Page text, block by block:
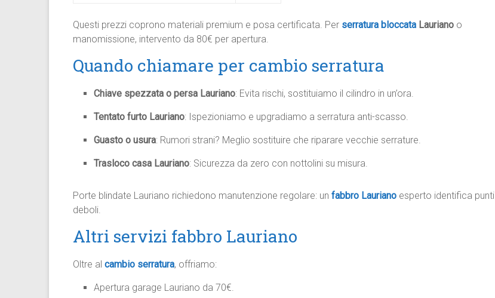
Questi prezzi coprono materiali premium e posa certificata. Per serratura bloccata Lauriano o
manomissione, intervento da 80€ per apertura.
Quando chiamare per cambio serratura
Chiave spezzata o persa Lauriano: Evita rischi, sostituiamo il cilindro in un’ora.
Tentato furto Lauriano: Ispezioniamo e upgradiamo a serratura anti-scasso.
Guasto o usura: Rumori strani? Meglio sostituire che riparare vecchie serrature.
Trasloco casa Lauriano: Sicurezza da zero con nottolini su misura.
Porte blindate Lauriano richiedono manutenzione regolare: un fabbro Lauriano esperto identifica punti
deboli.
Altri servizi fabbro Lauriano
Oltre al cambio serratura, offriamo:
Apertura garage Lauriano da 70€.